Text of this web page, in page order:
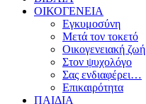
ΟΙΚΟΓΕΝΕΙΑ
Εγκυμοσύνη
Μετά τον τοκετό
Οικογενειακή ζωή
Στον ψυχολόγο
Σας ενδιαφέρει…
Επικαιρότητα
ΠΑΙΔΙΑ